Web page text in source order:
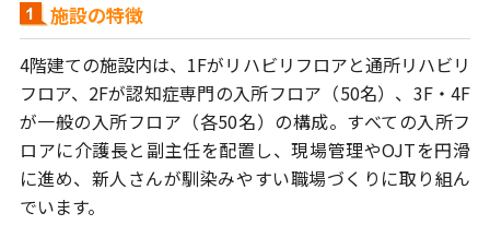
施設の特徴
4階建ての施設内は、1Fがリハビリフロアと通所リハビリ
フロア、 2Fが認知症専門の入所フロア（50名）、3F・4F
が一般の入所フロア（各50名） の構成。すべての入所フ
ロアに介護長と副主任を配置し、現場管理やOJTを円滑
に進め、新人さんが馴染みやすい職場づくりに取り組ん
でいます。